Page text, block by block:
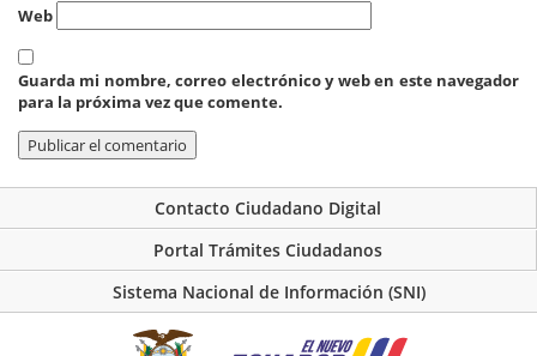
Web
Guarda mi nombre, correo electrónico y web en este navegador
para la próxima vez que comente.
Contacto Ciudadano Digital
Portal Trámites Ciudadanos
Sistema Nacional de Información (SNI)